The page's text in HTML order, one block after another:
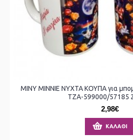
MINY ΜΙΝΝΙΕ ΝΥΧΤΑ ΚΟΥΠΑ για
ΤΖΑ-599000/57185
2,98€
ΚΑΛΆΘΙ